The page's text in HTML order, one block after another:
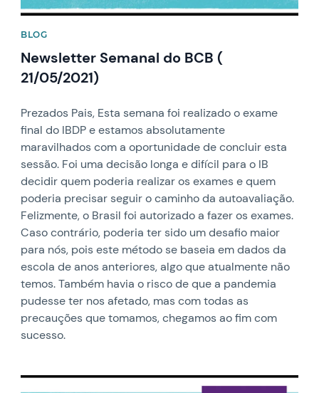
BLOG
Newsletter Semanal do BCB (
21/05/2021)
Prezados Pais, Esta semana foi realizado o exame
final do IBDP e estamos absolutamente
maravilhados com a oportunidade de concluir esta
sessão. Foi uma decisão longa e difícil para o IB
decidir quem poderia realizar os exames e quem
poderia precisar seguir o caminho da autoavaliação.
Felizmente, o Brasil foi autorizado a fazer os exames.
Caso contrário, poderia ter sido um desafio maior
para nós, pois este método se baseia em dados da
escola de anos anteriores, algo que atualmente não
temos. Também havia o risco de que a pandemia
pudesse ter nos afetado, mas com todas as
precauções que tomamos, chegamos ao fim com
sucesso.
News image